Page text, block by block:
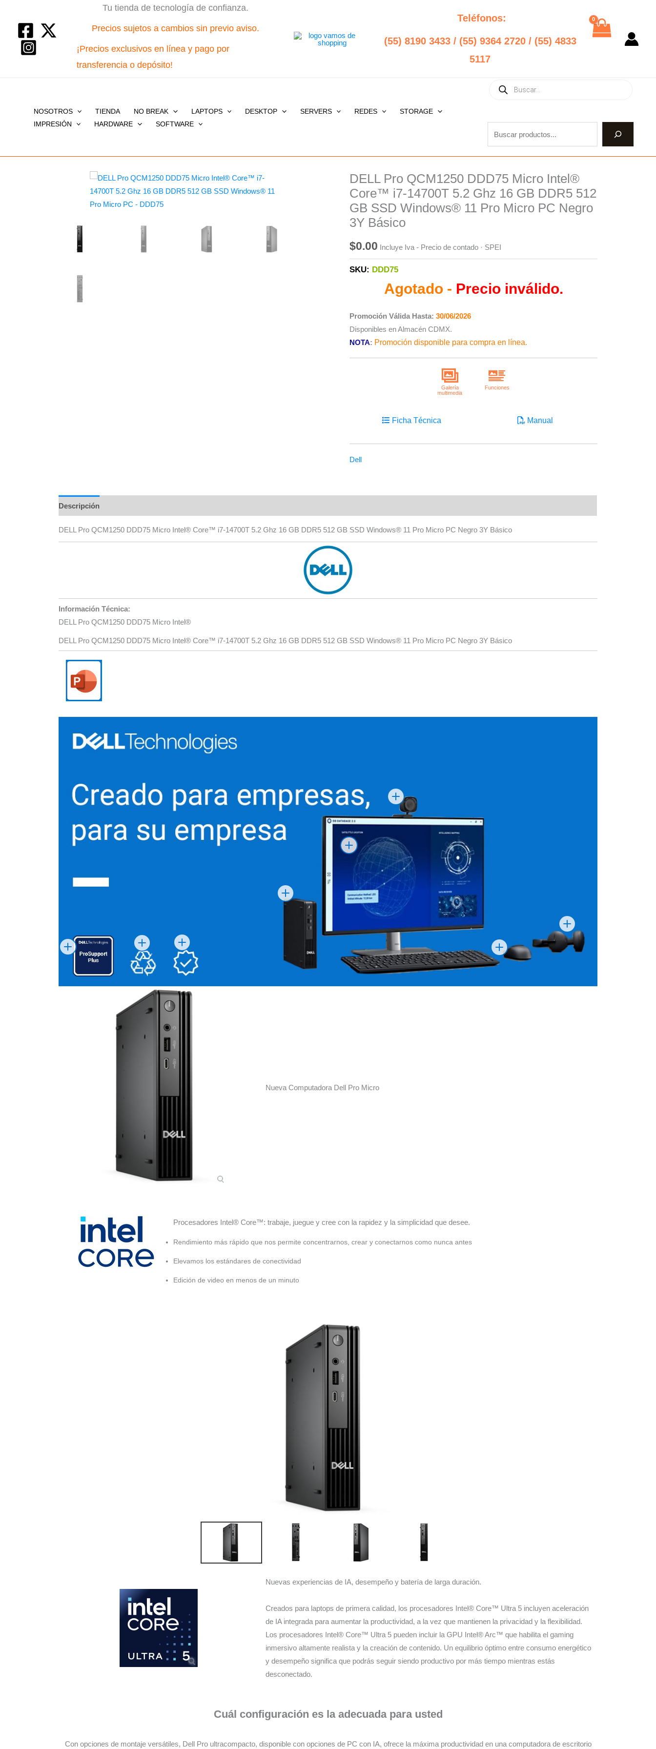
contenido
Tu tienda de tecnología de confianza.
Precios sujetos a cambios sin previo aviso.
¡Precios exclusivos en línea y pago por
transferencia o depósito!
Teléfonos:
(55) 8190 3433 / (55) 9364 2720 / (55) 4833
5117
NOSOTROS TIENDA NO BREAK LAPTOPS DESKTOP SERVERS REDES
STORAGE
IMPRESIÓN
HARDWARE SOFTWARE
search
Buscar
DELL Pro QCM1250 DDD75 Micro Intel®
Core™ i7-14700T 5.2 Ghz 16 GB DDR5 512
GB SSD Windows® 11 Pro Micro PC Negro
3Y Básico
$0.00 Incluye Iva - Precio de contado · SPEI
SKU: DDD75
Agotado - Precio inválido.
Promoción Válida Hasta:30/06/2026
Disponibles en Almacén CDMX.
NOTA: Promoción disponible para compra en línea.
Ficha Técnica Manual
Dell
Descripción
DELL Pro QCM1250 DDD75 Micro Intel® Core™ i7-14700T 5.2 Ghz 16 GB DDR5 512 GB SSD Windows® 11 Pro Micro PC Negro 3Y Básico
Información Técnica:
DELL Pro QCM1250 DDD75 Micro Intel®
DELL Pro QCM1250 DDD75 Micro Intel® Core™ i7-14700T 5.2 Ghz 16 GB DDR5 512 GB SSD Windows® 11 Pro Micro PC Negro 3Y Básico
Nueva Computadora Dell Pro Micro
Procesadores Intel® Core™: trabaje, juegue y cree con la rapidez y la simplicidad que desee.
Rendimiento más rápido que nos permite concentrarnos, crear y conectarnos como nunca antes
Elevamos los estándares de conectividad
Edición de video en menos de un minuto
Nuevas experiencias de IA, desempeño y batería de larga duración.
Creados para laptops de primera calidad, los procesadores Intel® Core™ Ultra 5 incluyen aceleración
de IA integrada para aumentar la productividad, a la vez que mantienen la privacidad y la flexibilidad.
Los procesadores Intel® Core™ Ultra 5 pueden incluir la GPU Intel® Arc™ que habilita el gaming
inmersivo altamente realista y la creación de contenido. Un equilibrio óptimo entre consumo energético
y desempeño significa que podrás seguir siendo productivo por más tiempo mientras estás
desconectado.
Cuál configuración es la adecuada para usted
Con opciones de montaje versátiles, Dell Pro ultracompacto, disponible con opciones de PC con IA, ofrece la máxima productividad en una computadora de escritorio